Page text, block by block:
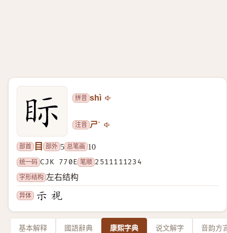
拼音 shì
注音 ㄕˋ
部首 目 部外 5 总笔画 10
统一码 CJK 770E 笔顺 2511111234
字形结构 左右结构
异体
基本解释 國語辭典 康熙字典 说文解字 音韵方